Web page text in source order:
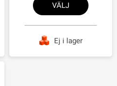
VÄLJ
Ej i lager